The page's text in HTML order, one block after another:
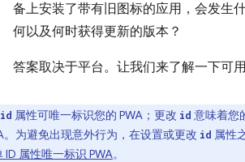
备上安装了带有旧图标的应用，会发生
何以及何时获得更新的版本？
答案取决于平台。让我们来了解一下可用
id 属性可唯一标识您的 PWA；更改 id 意味着您
。为避免出现意外行为，在设置或更改 id 属性
ID 属性唯一标识 PWA。